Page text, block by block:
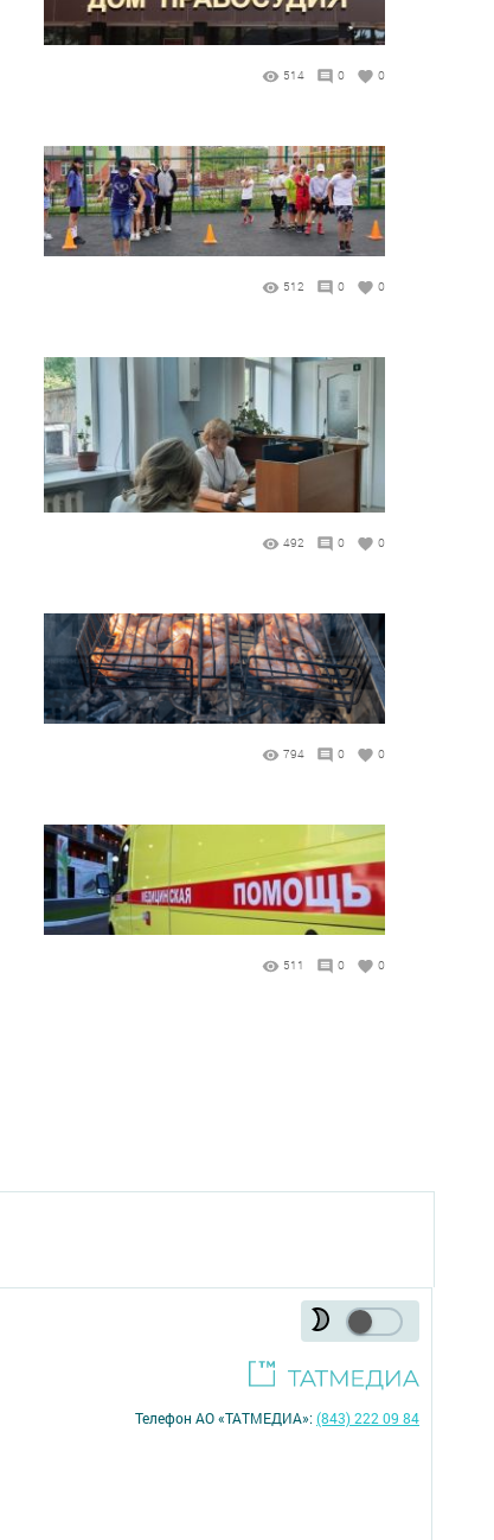
514 0 0
512 0 0
492 0 0
794 0 0
511 0 0
Телефон АО «ТАТМЕДИА»:(843) 222 09 84